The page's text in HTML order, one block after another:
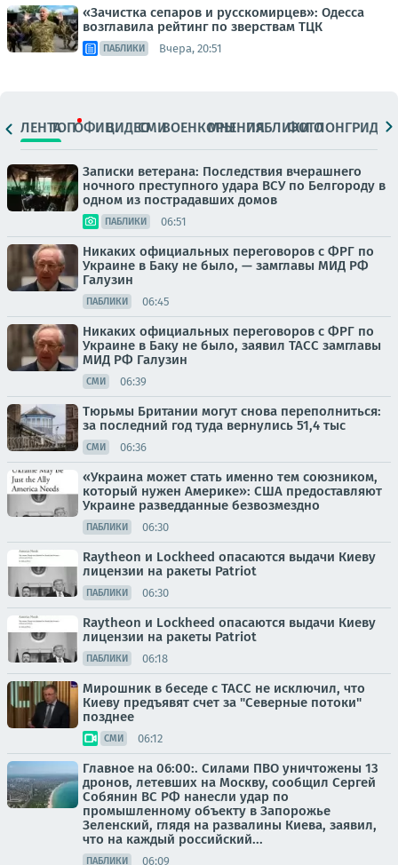
«Зачистка сепаров и русскомирцев»: Одесса
возглавила рейтинг по зверствам ТЦК
ПАБЛИКИ Вчера, 20:51
ЛЕНТАТОПОФИЦ.ВИДЕОСМИВОЕНКОРЫМНЕНИЯПАБЛИКИ
ФОТОЛОНГРИДЫ
Записки ветерана: Последствия вчерашнего
ночного преступного удара ВСУ по Белгороду в
одном из пострадавших домов
ПАБЛИКИ 06:51
Никаких официальных переговоров с ФРГ по
Украине в Баку не было, — замглавы МИД РФ
Галузин
ПАБЛИКИ 06:45
Никаких официальных переговоров с ФРГ по
Украине в Баку не было, заявил ТАСС замглавы
МИД РФ Галузин
СМИ 06:39
Тюрьмы Британии могут снова переполниться:
за последний год туда вернулись 51,4 тыс
СМИ 06:36
«Украина может стать именно тем союзником,
который нужен Америке»: США предоставляют
Украине разведданные безвозмездно
ПАБЛИКИ 06:30
Raytheon и Lockheed опасаются выдачи Киеву
лицензии на ракеты Patriot
ПАБЛИКИ 06:30
Raytheon и Lockheed опасаются выдачи Киеву
лицензии на ракеты Patriot
ПАБЛИКИ 06:18
Мирошник в беседе с ТАСС не исключил, что
Киеву предъявят счет за "Северные потоки"
позднее
СМИ 06:12
Главное на 06:00:. Силами ПВО уничтожены 13
дронов, летевших на Москву, сообщил Сергей
Собянин ВС РФ нанесли удар по
промышленному объекту в Запорожье
Зеленский, глядя на развалины Киева, заявил,
что на каждый российский...
ПАБЛИКИ 06:09